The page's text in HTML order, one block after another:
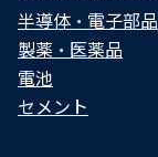
半導体・電子部品
製薬・医薬品
電池
セメント